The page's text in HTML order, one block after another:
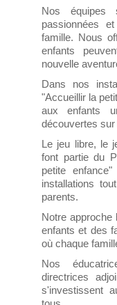
Nos équipes
passionnées
famille. Nous
enfants
nouvelle
Dans nos
"Accueillir la
aux enfants
découvertes sur
Le jeu libre, le
font partie du
petite
installations
parents.
Notre approche
enfants et des
où chaque
Nos
directrices
s'investissent